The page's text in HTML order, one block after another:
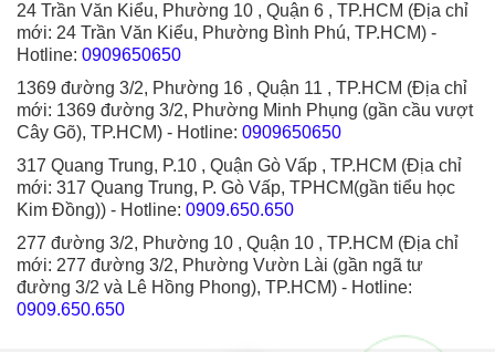
24 Trần Văn Kiểu, Phường 10 , Quận 6 , TP.HCM (Địa chỉ
mới: 24 Trần Văn Kiểu, Phường Bình Phú, TP.HCM) -
Hotline: 0909650650
1369 đường 3/2, Phường 16 , Quận 11 , TP.HCM (Địa chỉ
mới: 1369 đường 3/2, Phường Minh Phụng (gần cầu vượt
Cây Gõ), TP.HCM) - Hotline: 0909650650
317 Quang Trung, P.10 , Quận Gò Vấp , TP.HCM (Địa chỉ
mới: 317 Quang Trung, P. Gò Vấp, TPHCM(gần tiểu học
Kim Đồng)) - Hotline: 0909.650.650
277 đường 3/2, Phường 10 , Quận 10 , TP.HCM (Địa chỉ
mới: 277 đường 3/2, Phường Vườn Lài (gần ngã tư
đường 3/2 và Lê Hồng Phong), TP.HCM) - Hotline:
0909.650.650